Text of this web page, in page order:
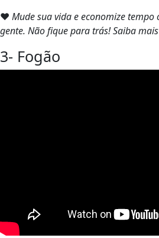
❤ Mude sua vida e economize
gente. Não fique para trás! Saiba mais
3- Fogão